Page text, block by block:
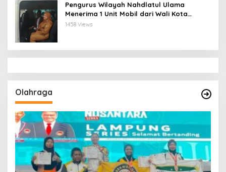
Pengurus Wilayah Nahdlatul Ulama
Menerima 1 Unit Mobil dari Wali Kota
Bandar Lampung
1458 Views
Olahraga